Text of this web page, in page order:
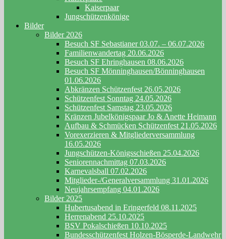
Kaiserpaar
Jungschützenkönige
Bilder
Bilder 2026
Besuch SF Sebastianer 03.07. – 06.07.2026
Familienwandertag 20.06.2026
Besuch SF Ehringhausen 08.06.2026
Besuch SF Mönninghausen/Bönninghausen
01.06.2026
Abkränzen Schützenfest 26.05.2026
Schützenfest Sonntag 24.05.2026
Schützenfest Samstag 23.05.2026
Kränzen Jubelkönigspaar Jo & Anette Heimann
Aufbau & Schmücken Schützenfest 21.05.2026
Vorexerzieren & Mitgliederversammlung
16.05.2026
Jungschützen-Königsschießen 25.04.2026
Seniorennachmittag 07.03.2026
Karnevalsball 07.02.2026
Mitglieder-/Generalversammlung 31.01.2026
Neujahrsempfang 04.01.2026
Bilder 2025
Hubertusabend in Eringerfeld 08.11.2025
Herrenabend 25.10.2025
BSV Pokalschießen 10.10.2025
Bundesschützenfest Holzen-Bösperde-Landwehr